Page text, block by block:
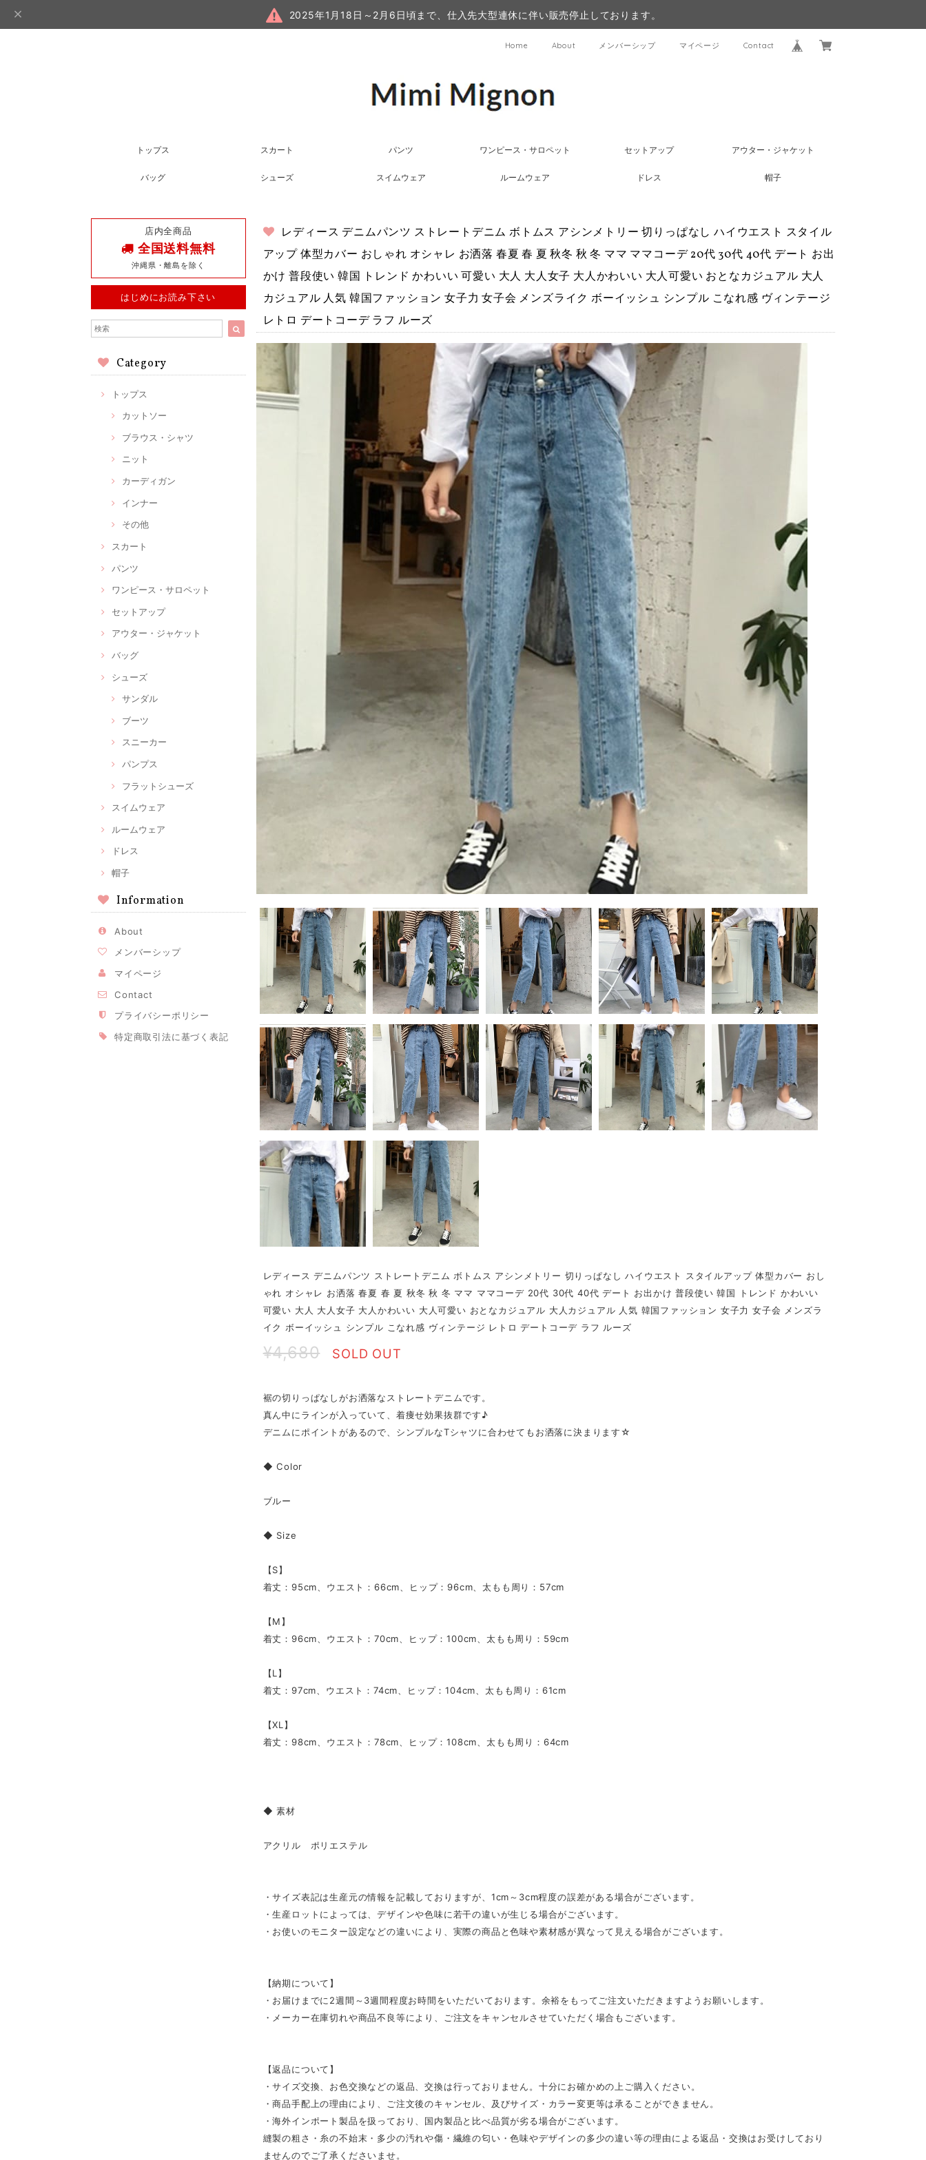
2025年1月18日～2月6日頃まで、仕入先大型連休に伴い販売停止しております。
Home About メンバーシップ マイページ Contact
トップス スカート パンツ ワンピース・サロペット セットアップ アウター・ジャケット
バッグ シューズ スイムウェア ルームウェア ドレス 帽子
店内全商品
全国送料無料
沖縄県・離島を除く
はじめにお読み下さい
Category
トップス
カットソー
ブラウス・シャツ
ニット
カーディガン
インナー
その他
スカート
パンツ
ワンピース・サロペット
セットアップ
アウター・ジャケット
バッグ
シューズ
サンダル
ブーツ
スニーカー
パンプス
フラットシューズ
スイムウェア
ルームウェア
ドレス
帽子
Information
About
メンバーシップ
マイページ
Contact
プライバシーポリシー
特定商取引法に基づく表記
レディース デニムパンツ ストレートデニム ボトムス アシンメトリー 切りっぱなし ハイウエスト スタイル
アップ 体型カバー おしゃれ オシャレ お洒落 春夏 春 夏 秋冬 秋 冬 ママ ママコーデ 20代 30代 40代 デート お出
かけ 普段使い 韓国 トレンド かわいい 可愛い 大人 大人女子 大人かわいい 大人可愛い おとなカジュアル 大人
カジュアル 人気 韓国ファッション 女子力 女子会 メンズライク ボーイッシュ シンプル こなれ感 ヴィンテージ
レトロ デートコーデ ラフ ルーズ
レディース デニムパンツ ストレートデニム ボトムス アシンメトリー 切りっぱなし ハイウエスト スタイルアップ 体型カバー おし
ゃれ オシャレ お洒落 春夏 春 夏 秋冬 秋 冬 ママ ママコーデ 20代 30代 40代 デート お出かけ 普段使い 韓国 トレンド かわいい
可愛い 大人 大人女子 大人かわいい 大人可愛い おとなカジュアル 大人カジュアル 人気 韓国ファッション 女子力 女子会 メンズラ
イク ボーイッシュ シンプル こなれ感 ヴィンテージ レトロ デートコーデ ラフ ルーズ
¥4,680 SOLD OUT
裾の切りっぱなしがお洒落なストレートデニムです。
真ん中にラインが入っていて、着痩せ効果抜群です♪
デニムにポイントがあるので、シンプルなTシャツに合わせてもお洒落に決まります☆
◆ Color
ブルー
◆ Size
【S】
着丈：95cm、ウエスト：66cm、ヒップ：96cm、太もも周り：57cm
【M】
着丈：96cm、ウエスト：70cm、ヒップ：100cm、太もも周り：59cm
【L】
着丈：97cm、ウエスト：74cm、ヒップ：104cm、太もも周り：61cm
【XL】
着丈：98cm、ウエスト：78cm、ヒップ：108cm、太もも周り：64cm
◆ 素材
アクリル ポリエステル
・サイズ表記は生産元の情報を記載しておりますが、1cm～3cm程度の誤差がある場合がございます。
・生産ロットによっては、デザインや色味に若干の違いが生じる場合がございます。
・お使いのモニター設定などの違いにより、実際の商品と色味や素材感が異なって見える場合がございます。
【納期について】
・お届けまでに2週間～3週間程度お時間をいただいております。余裕をもってご注文いただきますようお願いします。
・メーカー在庫切れや商品不良等により、ご注文をキャンセルさせていただく場合もございます。
【返品について】
・サイズ交換、お色交換などの返品、交換は行っておりません。十分にお確かめの上ご購入ください。
・商品手配上の理由により、ご注文後のキャンセル、及びサイズ・カラー変更等は承ることができません。
・海外インポート製品を扱っており、国内製品と比べ品質が劣る場合がございます。
縫製の粗さ・糸の不始末・多少の汚れや傷・繊維の匂い・色味やデザインの多少の違い等の理由による返品・交換はお受けしており
ませんのでご了承くださいませ。